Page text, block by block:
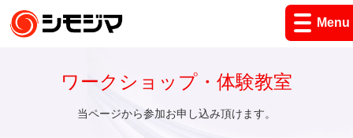
Menu
ワークショップ・体験教室
当ページから参加お申し込み頂けます。